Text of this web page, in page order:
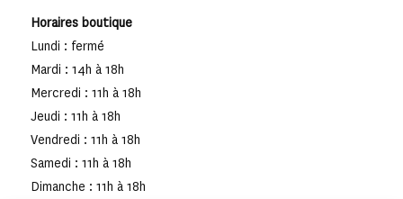
Horaires boutique
Lundi : fermé
Mardi : 14h à 18h
Mercredi : 11h à 18h
Jeudi : 11h à 18h
Vendredi : 11h à 18h
Samedi : 11h à 18h
Dimanche : 11h à 18h